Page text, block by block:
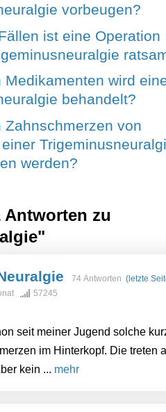
vorbeugen?
ist eine Operation
Medikamenten wird
behandelt?
Zahnschmerzen von
werden?
Antworten zu
74 Antworten (letzte
57245
seit meiner Jugend solche
im Hinterkopf. Die treten
kein ... mehr